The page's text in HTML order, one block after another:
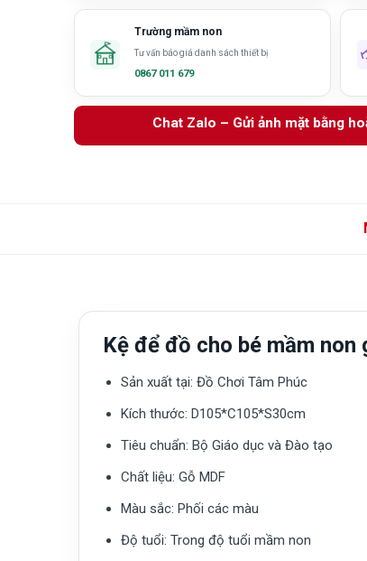
Trường mầm non
Tư vấn báo giá danh sách thiết bị
0867 011 679
Chat Zalo – Gửi ảnh mặt bằng
Kệ để đồ cho bé mầm
Sản xuất tại: Đồ Chơi Tâm Phúc
Kích thước: D105*C105*S30cm
Tiêu chuẩn: Bộ Giáo dục và Đào tạo
Chất liệu: Gỗ MDF
Màu sắc: Phối các màu
Độ tuổi: Trong độ tuổi mầm non